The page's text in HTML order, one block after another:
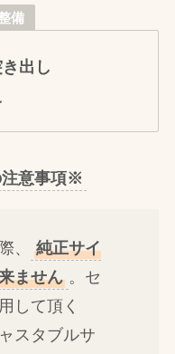
備
出し
意事項※
、
純正サイ
ません 。セ
して頂く
スタブルサ